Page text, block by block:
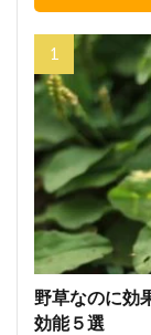
野草なのに効
効能５選